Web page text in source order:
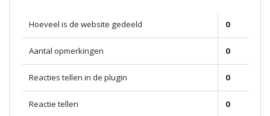
Hoeveel is de website gedeeld 0
Aantal opmerkingen 0
Reacties tellen in de plugin 0
Reactie tellen 0